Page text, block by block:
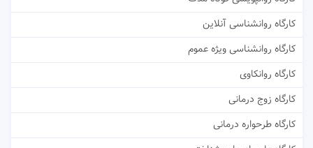
کارگاه روانشناسی آنلاین
کارگاه روانشناسی ویژه عموم
کارگاه روانکاوی
کارگاه زوج درمانی
کارگاه طرحواره درمانی